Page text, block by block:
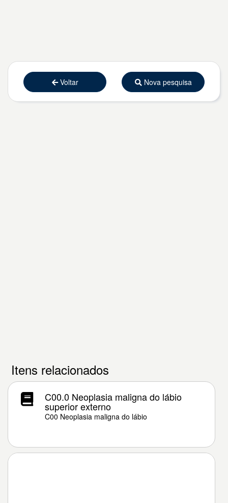
Voltar Nova pesquisa
Itens relacionados
C00.0 Neoplasia maligna do lábio
superior externo
C00 Neoplasia maligna do lábio